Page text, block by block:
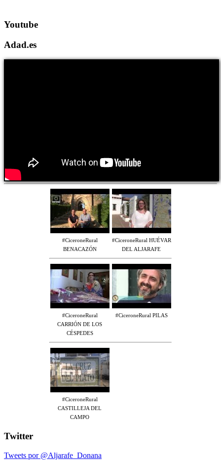
Youtube
Adad.es
#CiceroneRural
BENACAZÓN
#CiceroneRural HUÉVAR
DEL ALJARAFE
#CiceroneRural
CARRIÓN DE LOS
CÉSPEDES
#CiceroneRural PILAS
#CiceroneRural
CASTILLEJA DEL
CAMPO
Twitter
Tweets por @Aljarafe_Donana